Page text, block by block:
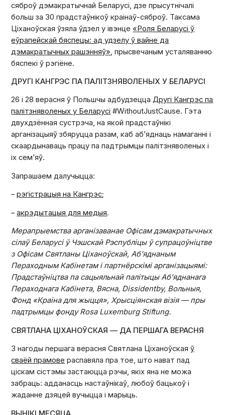
сяброў дэмакратычнай Беларусі, дзе прысутнічалі
больш за 30 прадстаўнікоў краінаў-сяброў. Таксама
Ціханоўская ўзяла ўдзел у івэнце «Роля Беларусі ў
еўрапейскай бяспецы: ад удзелу ў вайне да
дэмакратычных рашэнняў» , прысвечаным усталяванню
бяспекі ў рэгіёне.
ДРУГІ КАНГРЭС ПА ПАЛІТЗНЯВОЛЕНЫХ У БЕЛАРУСІ
26 і 28 верасня ў Польшчы адбудзеццаДругі Кангрэс па
палітзняволеных у Беларусі #WithoutJustCause. Гэта
двухдзённая сустрэча, на якой прадстаўнікі
арганізацыяў збяруцца разам, каб аб’яднаць намаганні і
скаардынаваць працу па падтрымцы палітзняволеных і
іх сем’яў.
Запрашаем далучыцца:
–рэгістрацыя на Кангрэс;
–акрэдытацыя для медыя.
Мерапрыемства арганізаванае Офісам дэмакратычных
сілаў Беларусі ў Чэшскай Рэспубліцы ў супрацоўніцтве
з Офісам Святланы Ціханоўскай, Аб’яднаным
Пераходным Кабінетам і партнёрскімі арганізацыямі:
Прадстаўніцтва па сацыяльнай палітыцы Аб’яднанага
Пераходнага Кабінета, Вясна, Dissidentby, Вольныя,
Фонд «Краіна для жыцця», Хрысціянская візія — пры
падтрымцы фонду Rosa Luxemburg Stiftung.
СВЯТЛАНА ЦІХАНОЎСКАЯ — ДА ПЕРШАГА ВЕРАСНЯ
З нагоды першага верасня Святлана Ціханоўскаяў
сваёй прамове распавяла пра тое, што нават пад
ціскам сістэмы застаюцца рэчы, якіх яна не можа
забраць: адданасць настаўнікаў, любоў бацькоў і
жаданне дзяцей вучыцца і марыць.